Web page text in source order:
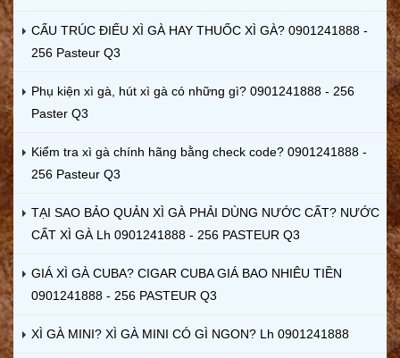
CẤU TRÚC ĐIẾU XÌ GÀ HAY THUỐC XÌ GÀ? 0901241888 -
256 Pasteur Q3
Phụ kiện xì gà, hút xì gà có những gì? 0901241888 - 256
Paster Q3
Kiểm tra xì gà chính hãng bằng check code? 0901241888 -
256 Pasteur Q3
TẠI SAO BẢO QUẢN XÌ GÀ PHẢI DÙNG NƯỚC CẤT? NƯỚC
CẤT XÌ GÀ Lh 0901241888 - 256 PASTEUR Q3
GIÁ XÌ GÀ CUBA? CIGAR CUBA GIÁ BAO NHIÊU TIỀN
0901241888 - 256 PASTEUR Q3
XÌ GÀ MINI? XÌ GÀ MINI CÓ GÌ NGON? Lh 0901241888